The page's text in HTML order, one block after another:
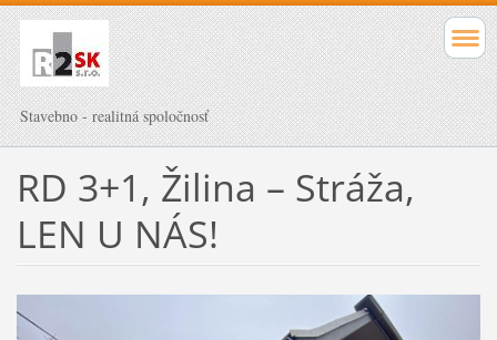
Stavebno - realitná spoločnosť
RD 3+1, Žilina – Stráža,
LEN U NÁS!